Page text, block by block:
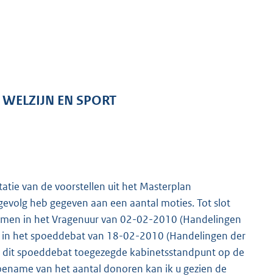
EN SPORT
van de voorstellen uit het Masterplan
heb gegeven aan een aantal moties. Tot slot
in het Vragenuur van 02-02-2010 (Handelingen
het spoeddebat van 18-02-2010 (Handelingen der
spoeddebat toegezegde kabinetsstandpunt op de
van het aantal donoren kan ik u gezien de